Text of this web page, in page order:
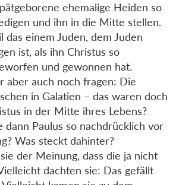
ehemalige Heiden so
und ihn in die Mitte stellen.
das einem Juden, dem Juden
ist, als ihn Christus so
und gewonnen hat.
aber auch noch fragen: Die
in Galatien – das waren doch
in der Mitte ihres Lebens?
dann Paulus so nachdrücklich vor
Was steckt dahinter?
der Meinung, dass die ja nicht
dachten sie: Das gefällt